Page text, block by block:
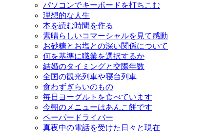
パソコンでキーボードを打ちこむ
理想的な人生
本を読む時間を作る
素晴らしいコマーシャルを見て感動
お砂糖とお塩との深い関係について
何を基準に職業を選択するか
結婚のタイミングと交際年数
全国の観光列車や寝台列車
食わずぎらいのもの
毎日ヨーグルトを食べています
今朝のメニューはあんこ餅です
ペーパードライバー
真夜中の電話を受けた日々と現在